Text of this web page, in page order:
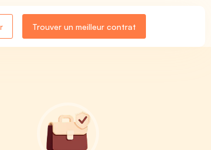
Trouver un meilleur contrat